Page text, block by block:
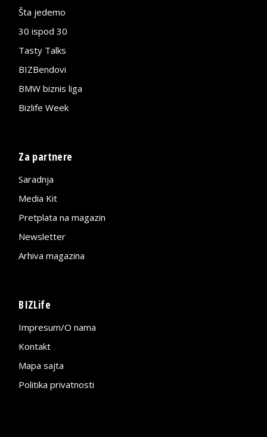
Šta jedemo
30 ispod 30
Tasty Talks
BIZBendovi
BMW biznis liga
Bizlife Week
Za partnere
Saradnja
Media Kit
Pretplata na magazin
Newsletter
Arhiva magazina
BIZLife
Impresum/O nama
Kontakt
Mapa sajta
Politika privatnosti